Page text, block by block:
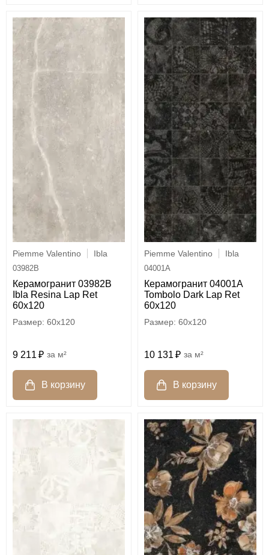
Piemme Valentino Ibla
03982B
Керамогранит 03982B
Ibla Resina Lap Ret
60x120
60x120
9 211 м²
Piemme Valentino Ibla
04001A
Керамогранит 04001A
Tombolo Dark Lap Ret
60x120
60x120
10 131 м²